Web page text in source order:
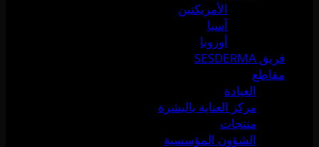
الأمريكتين
آسيا
أوروبا
فريق SESDERMA
مقاطع
العيادة
مركز العناية بالبشرة
منتجات
الشؤون المؤسسية